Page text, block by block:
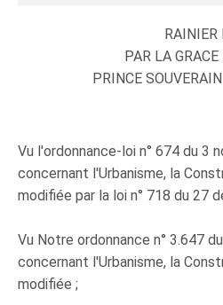
RAINIER
PAR LA GRACE
PRINCE
Vu l'ordonnance-loi n° 674 du 3
concernant l'Urbanisme, la
modifiée par la loi n° 718 du 27
Vu Notre ordonnance n° 3.647
concernant l'Urbanisme, la
modifiée ;